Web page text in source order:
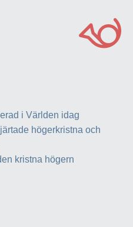
i Världen idag
högerkristna och
kristna högern